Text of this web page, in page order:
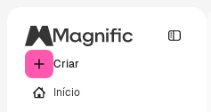
Criar
Início